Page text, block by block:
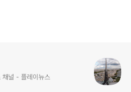
채널 - 플레이뉴스